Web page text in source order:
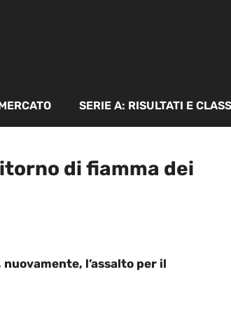
SERIE A: RISULTATI E
di fiamma dei
l’assalto per il